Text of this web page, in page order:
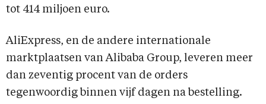
tot 414 miljoen euro.
AliExpress, en de andere internationale
marktplaatsen van Alibaba Group, leveren meer
dan zeventig procent van de orders
tegenwoordig binnen vijf dagen na bestelling.